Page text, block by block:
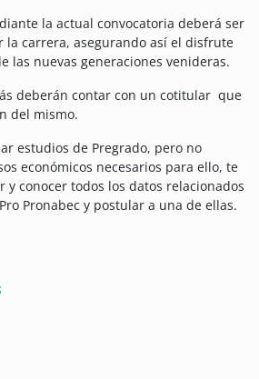
la actual convocatoria deberá ser
la carrera, asegurando así el disfrute
las nuevas generaciones venideras.
deberán contar con un cotitular que
del mismo.
estudios de Pregrado, pero no
económicos necesarios para ello, te
y conocer todos los datos relacionados
Pronabec y postular a una de ellas.